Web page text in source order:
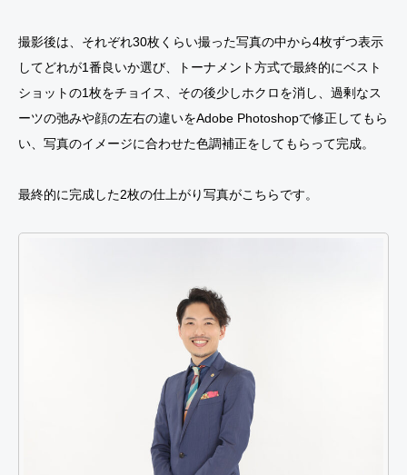
撮影後は、それぞれ30枚くらい撮った写真の中から4枚ずつ表示
してどれが1番良いか選び、トーナメント方式で最終的にベスト
ショットの1枚をチョイス、その後少しホクロを消し、過剰なス
ーツの弛みや顔の左右の違いをAdobe Photoshopで修正してもら
い、写真のイメージに合わせた色調補正をしてもらって完成。
最終的に完成した2枚の仕上がり写真がこちらです。